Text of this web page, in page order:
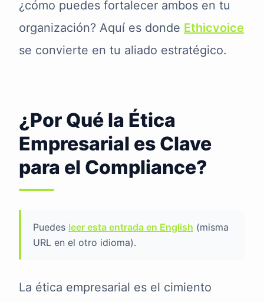
¿cómo puedes fortalecer ambos en tu
organización? Aquí es donde Ethicvoice
se convierte en tu aliado estratégico.
¿Por Qué la Ética
Empresarial es Clave
para el Compliance?
Puedes leer esta entrada en English (misma
URL en el otro idioma).
La ética empresarial es el cimiento